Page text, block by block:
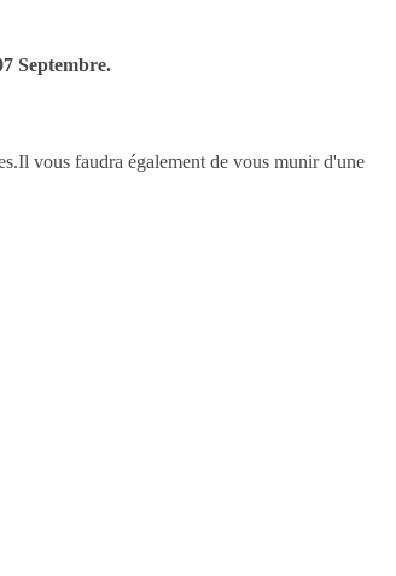
Septembre.
vous faudra également de vous munir d'une